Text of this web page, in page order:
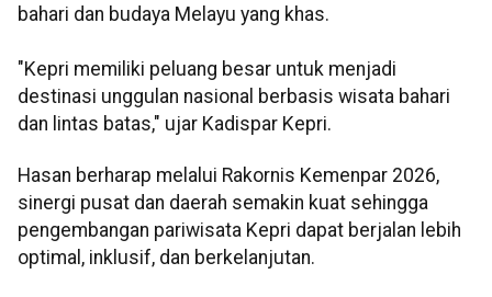
bahari dan budaya Melayu yang khas.
"Kepri memiliki peluang besar untuk menjadi
destinasi unggulan nasional berbasis wisata bahari
dan lintas batas," ujar Kadispar Kepri.
Hasan berharap melalui Rakornis Kemenpar 2026,
sinergi pusat dan daerah semakin kuat sehingga
pengembangan pariwisata Kepri dapat berjalan lebih
optimal, inklusif, dan berkelanjutan.